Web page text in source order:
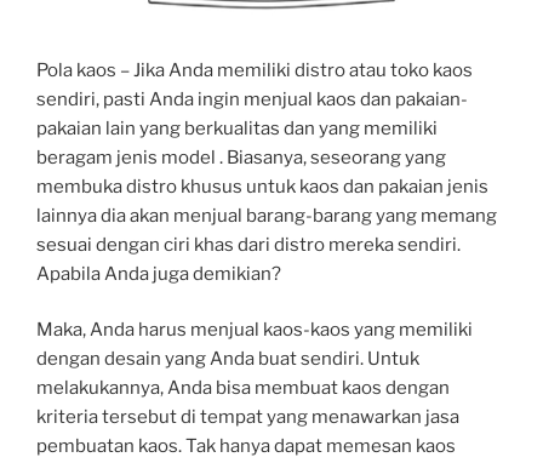
Pola kaos – Jika Anda memiliki distro atau toko kaos
sendiri, pasti Anda ingin menjual kaos dan pakaian-
pakaian lain yang berkualitas dan yang memiliki
beragam jenis model . Biasanya, seseorang yang
membuka distro khusus untuk kaos dan pakaian jenis
lainnya dia akan menjual barang-barang yang memang
sesuai dengan ciri khas dari distro mereka sendiri.
Apabila Anda juga demikian?
Maka, Anda harus menjual kaos-kaos yang memiliki
dengan desain yang Anda buat sendiri. Untuk
melakukannya, Anda bisa membuat kaos dengan
kriteria tersebut di tempat yang menawarkan jasa
pembuatan kaos. Tak hanya dapat memesan kaos